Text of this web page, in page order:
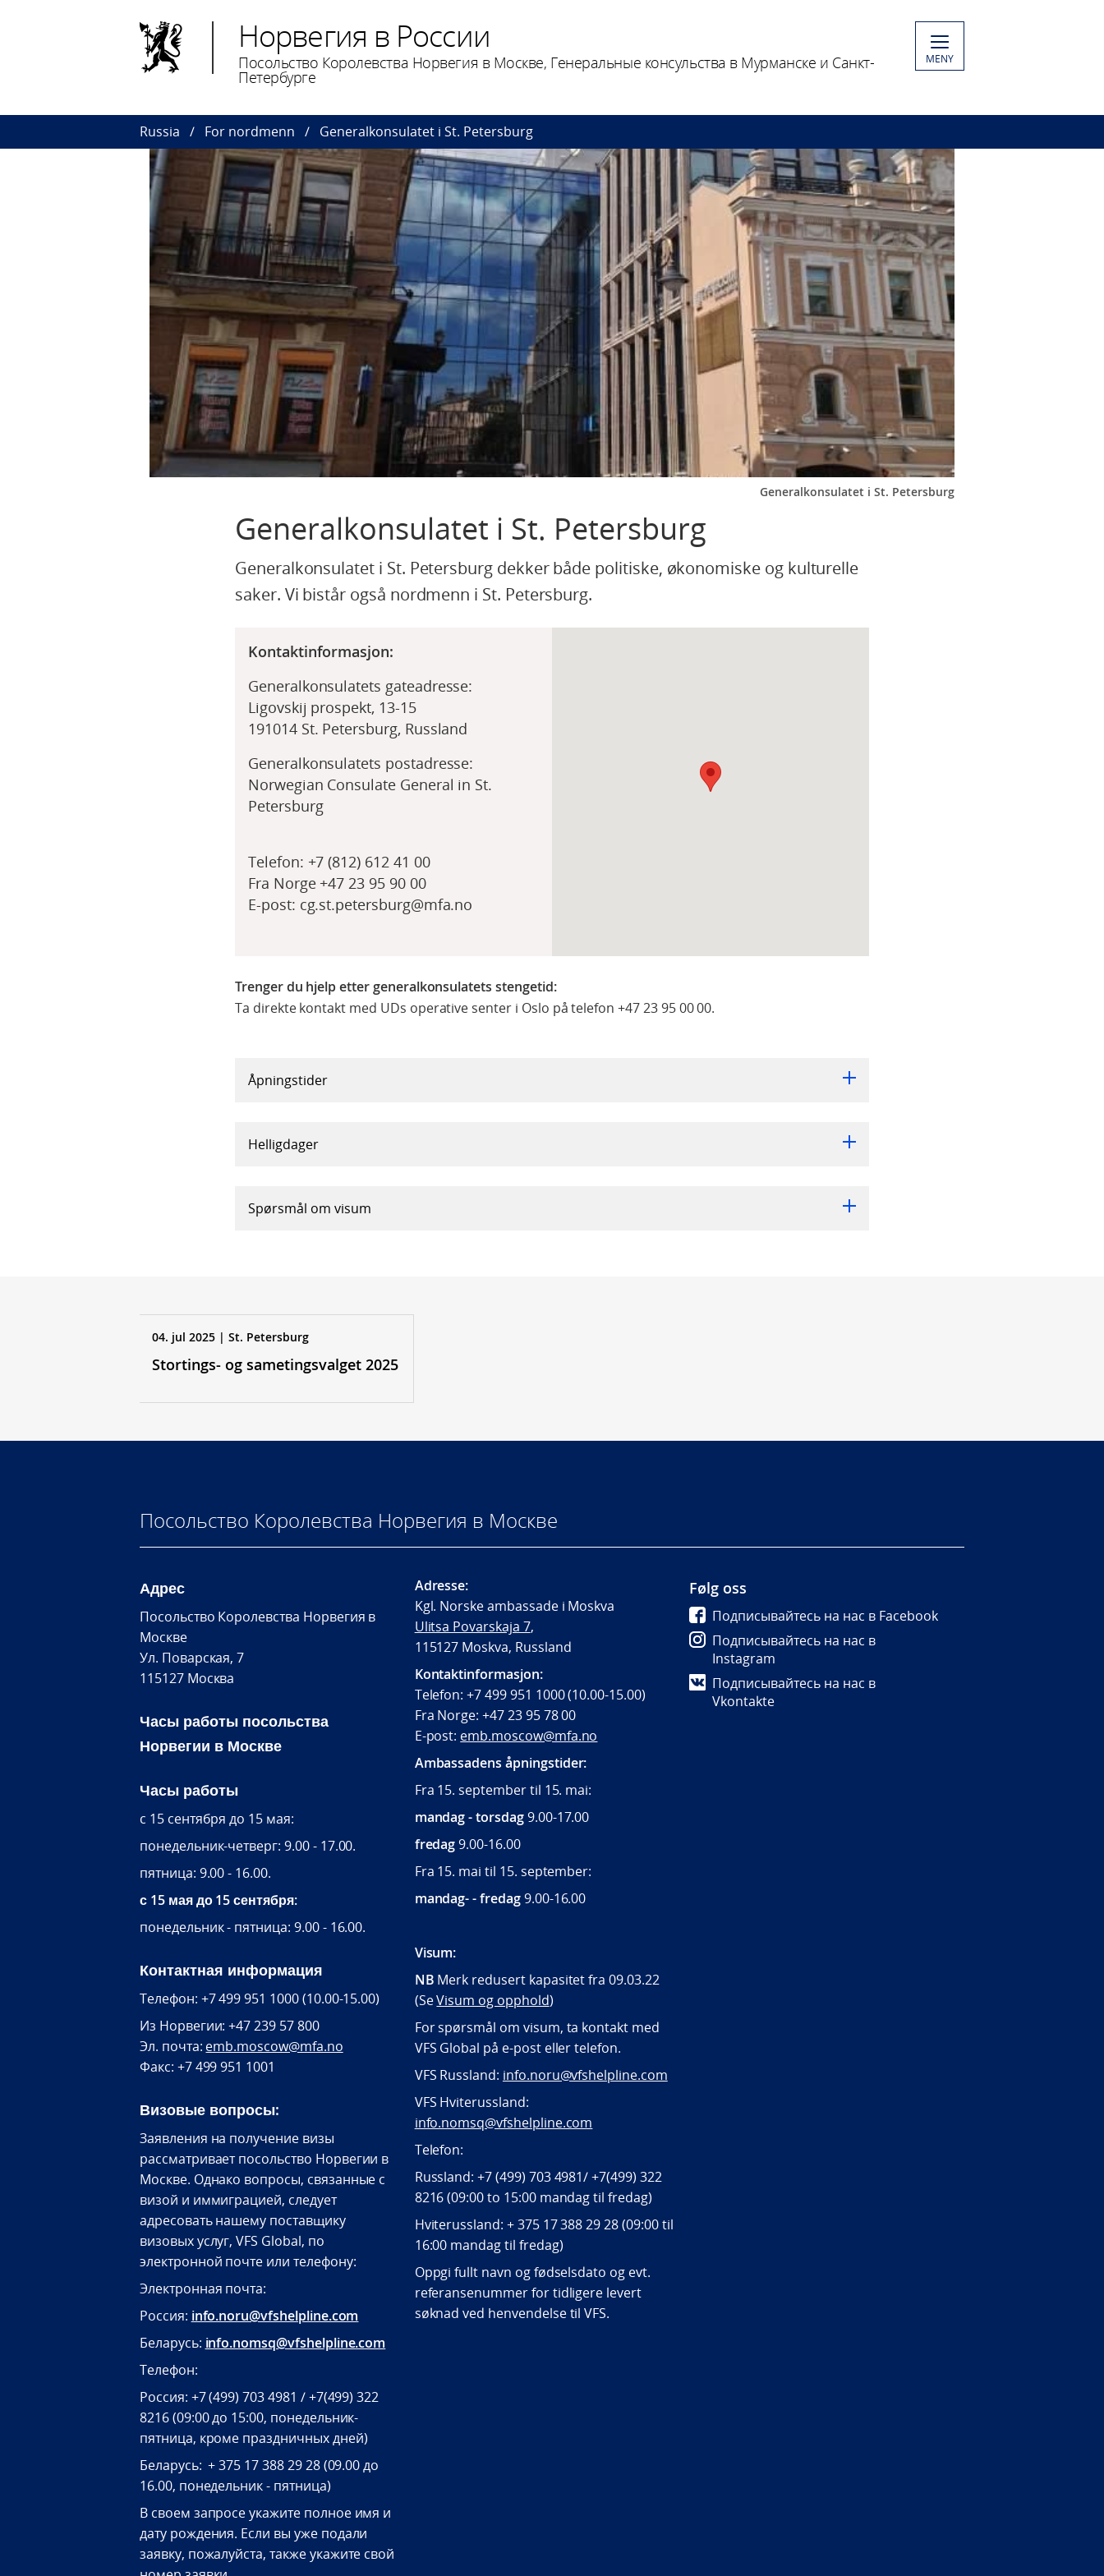
Норвегия в России
Посольство Королевства Норвегия в Москве, Генеральные консульства в Мурманске и Санкт-
Петербурге
MENY
Russia For nordmenn Generalkonsulatet i St. Petersburg
Generalkonsulatet i St. Petersburg
Generalkonsulatet i St. Petersburg
Generalkonsulatet i St. Petersburg dekker både politiske, økonomiske og kulturelle
saker. Vi bistår også nordmenn i St. Petersburg.
Kontaktinformasjon:
Generalkonsulatets gateadresse:
Ligovskij prospekt, 13-15
191014 St. Petersburg, Russland
Generalkonsulatets postadresse:
Norwegian Consulate General in St.
Petersburg
Telefon: +7 (812) 612 41 00
Fra Norge +47 23 95 90 00
E-post: cg.st.petersburg@mfa.no
Trenger du hjelp etter generalkonsulatets stengetid:
Ta direkte kontakt med UDs operative senter i Oslo på telefon+47 23 95 00 00.
Åpningstider
Helligdager
Spørsmål om visum
04. jul 2025 | St. Petersburg
Stortings- og sametingsvalget 2025
Посольство Королевства Норвегия в Москве
Адрес
Посольство Королевства Норвегия в
Москве
Ул. Поварская, 7
115127 Москва
Часы работы посольства
Норвегии в Москве
Часы работы
c 15 сентября до 15 мая:
понедельник-четверг: 9.00 - 17.00.
пятница: 9.00 - 16.00.
с 15 мая до 15 сентября:
понедельник - пятница: 9.00 - 16.00.
Контактная информация
Телефон: +7 499 951 1000 (10.00-15.00)
Из Норвегии: +47 239 57 800
Эл. почта: emb.moscow@mfa.no
Факс: +7 499 951 1001
Визовые вопросы:
Заявления на получение визы
рассматривает посольство Норвегии в
Москве. Однако вопросы, связанные с
визой и иммиграцией, следует
адресовать нашему поставщику
визовых услуг, VFS Global, по
электронной почте или телефону:
Электронная почта:
Россия: info.noru@vfshelpline.com
Беларусь: info.nomsq@vfshelpline.com
Телефон:
Россия: +7 (499) 703 4981 / +7(499) 322
8216 (09:00 до 15:00, понедельник-
пятница, кроме праздничных дней)
Беларусь: + 375 17 388 29 28 (09.00 до
16.00, понедельник - пятница)
В своем запросе укажите полное имя и
дату рождения. Если вы уже подали
заявку, пожалуйста, также укажите свой
Adresse:
Kgl. Norske ambassade i Moskva
Ulitsa Povarskaja 7,
115127 Moskva, Russland
Kontaktinformasjon:
Telefon: +7 499 951 1000 (10.00-15.00)
Fra Norge: +47 23 95 78 00
E-post: emb.moscow@mfa.no
Ambassadens åpningstider:
Fra 15. september til 15. mai:
mandag - torsdag9.00-17.00
fredag9.00-16.00
Fra 15. mai til 15. september:
mandag- - fredag9.00-16.00
Visum:
NB Merk redusert kapasitet fra 09.03.22
(SeVisum og opphold)
For spørsmål om visum, ta kontakt med
VFS Global på e-post eller telefon.
VFS Russland: info.noru@vfshelpline.com
VFS Hviterussland:
info.nomsq@vfshelpline.com
Telefon:
Russland: +7 (499) 703 4981/ +7(499) 322
8216 (09:00 to 15:00 mandag til fredag)
Hviterussland: + 375 17 388 29 28 (09:00 til
16:00 mandag til fredag)
Oppgi fullt navn og fødselsdato og evt.
referansenummer for tidligere levert
søknad ved henvendelse til VFS.
Følg oss
Подписывайтесь на нас в Facebook
Подписывайтесь на нас в
Instagram
Подписывайтесь на нас в
Vkontakte